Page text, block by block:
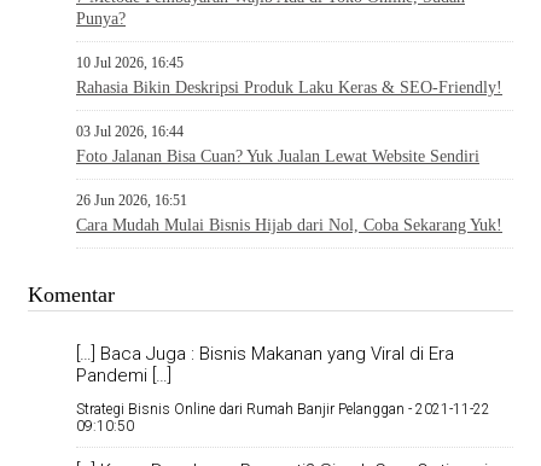
Punya?
10 Jul 2026, 16:45
Rahasia Bikin Deskripsi Produk Laku Keras & SEO-Friendly!
03 Jul 2026, 16:44
Foto Jalanan Bisa Cuan? Yuk Jualan Lewat Website Sendiri
26 Jun 2026, 16:51
Cara Mudah Mulai Bisnis Hijab dari Nol, Coba Sekarang Yuk!
Komentar
[…] Baca Juga : Bisnis Makanan yang Viral di Era
Pandemi […]
Strategi Bisnis Online dari Rumah Banjir Pelanggan - 2021-11-22
09:10:50